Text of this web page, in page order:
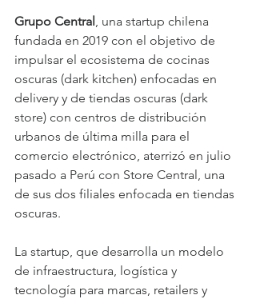
Grupo Central , una startup chilena
fundada en 2019 con el objetivo de
impulsar el ecosistema de cocinas
oscuras (dark kitchen) enfocadas en
delivery y de tiendas oscuras (dark
store) con centros de distribución
urbanos de última milla para el
comercio electrónico, aterrizó en julio
pasado a Perú con Store Central, una
de sus dos filiales enfocada en tiendas
oscuras.
La startup, que desarrolla un modelo
de infraestructura, logística y
tecnología para marcas, retailers y